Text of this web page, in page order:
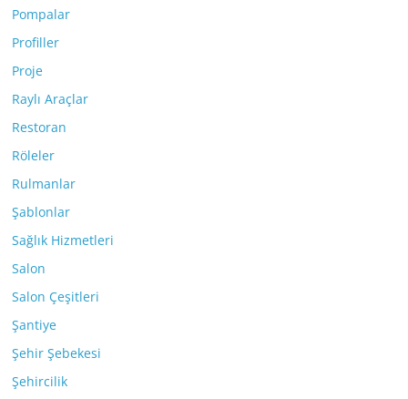
Pompalar
Profiller
Proje
Raylı Araçlar
Restoran
Röleler
Rulmanlar
Şablonlar
Sağlık Hizmetleri
Salon
Salon Çeşitleri
Şantiye
Şehir Şebekesi
Şehircilik